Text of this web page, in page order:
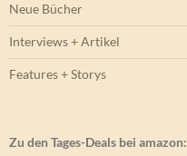
Neue Bücher
Interviews + Artikel
Features + Storys
Zu den Tages-Deals bei amazon: